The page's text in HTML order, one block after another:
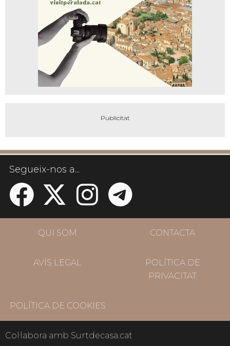
Segueix-nos a...
QUI SOM CONTACTA
AVÍS LEGAL
POLÍTICA DE
PRIVACITAT
POLÍTICA DE COOKIES
Col·labora amb Surtdecasa.cat